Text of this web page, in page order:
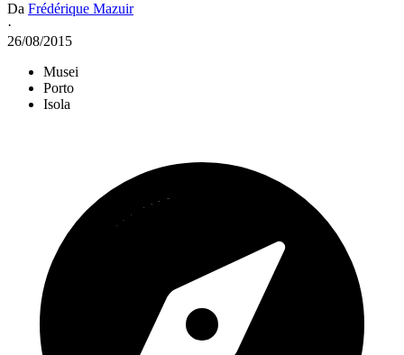
Da Frédérique Mazuir
·
26/08/2015
Musei
Porto
Isola